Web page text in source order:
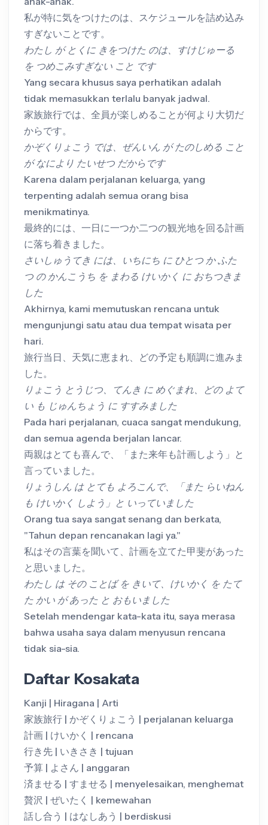
私が特に気をつけたのは、スケジュールを詰め込み
すぎないことです。
わたし が とくに きをつけた のは、すけじゅーる
を つめこみすぎない こと です
Yang secara khusus saya perhatikan adalah
tidak memasukkan terlalu banyak jadwal.
家族旅行では、全員が楽しめることが何より大切だ
からです。
かぞくりょこう では、ぜんいん が たのしめる こと
が なにより たいせつ だからです
Karena dalam perjalanan keluarga, yang
terpenting adalah semua orang bisa
menikmatinya.
最終的には、一日に一つか二つの観光地を回る計画
に落ち着きました。
さいしゅうてき には、いちにち に ひとつ か ふた
つ の かんこうち を まわる けいかく に おちつきま
した
Akhirnya, kami memutuskan rencana untuk
mengunjungi satu atau dua tempat wisata per
hari.
旅行当日、天気に恵まれ、どの予定も順調に進みま
した。
りょこう とうじつ、てんき に めぐまれ、どの よて
い も じゅんちょう に すすみました
Pada hari perjalanan, cuaca sangat mendukung,
dan semua agenda berjalan lancar.
両親はとても喜んで、「また来年も計画しよう」と
言っていました。
りょうしん は とても よろこんで、「また らいねん
も けいかく しよう」と いっていました
Orang tua saya sangat senang dan berkata,
"Tahun depan rencanakan lagi ya."
私はその言葉を聞いて、計画を立てた甲斐があった
と思いました。
わたし は その ことば を きいて、けいかく を たて
た かい が あった と おもいました
Setelah mendengar kata-kata itu, saya merasa
bahwa usaha saya dalam menyusun rencana
tidak sia-sia.
Daftar Kosakata
Kanji | Hiragana | Arti
家族旅行 | かぞくりょこう | perjalanan keluarga
計画 | けいかく | rencana
行き先 | いきさき | tujuan
予算 | よさん | anggaran
済ませる | すませる | menyelesaikan, menghemat
贅沢 | ぜいたく | kemewahan
話し合う | はなしあう | berdiskusi